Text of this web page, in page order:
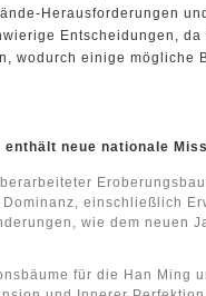
Herausforderungen
Entscheidungen,
wodurch einige mögliche
neue nationale
einschließlich
wie dem neuen
für die Han Ming